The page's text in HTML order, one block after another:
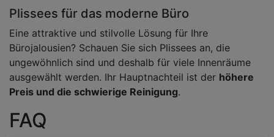
Plissees für das moderne Büro
Eine attraktive und stilvolle Lösung für Ihre
Bürojalousien? Schauen Sie sich Plissees an, die
ungewöhnlich sind und deshalb für viele Innenräume
ausgewählt werden. Ihr Hauptnachteil ist der höhere
Preis und die schwierige Reinigung.
FAQ